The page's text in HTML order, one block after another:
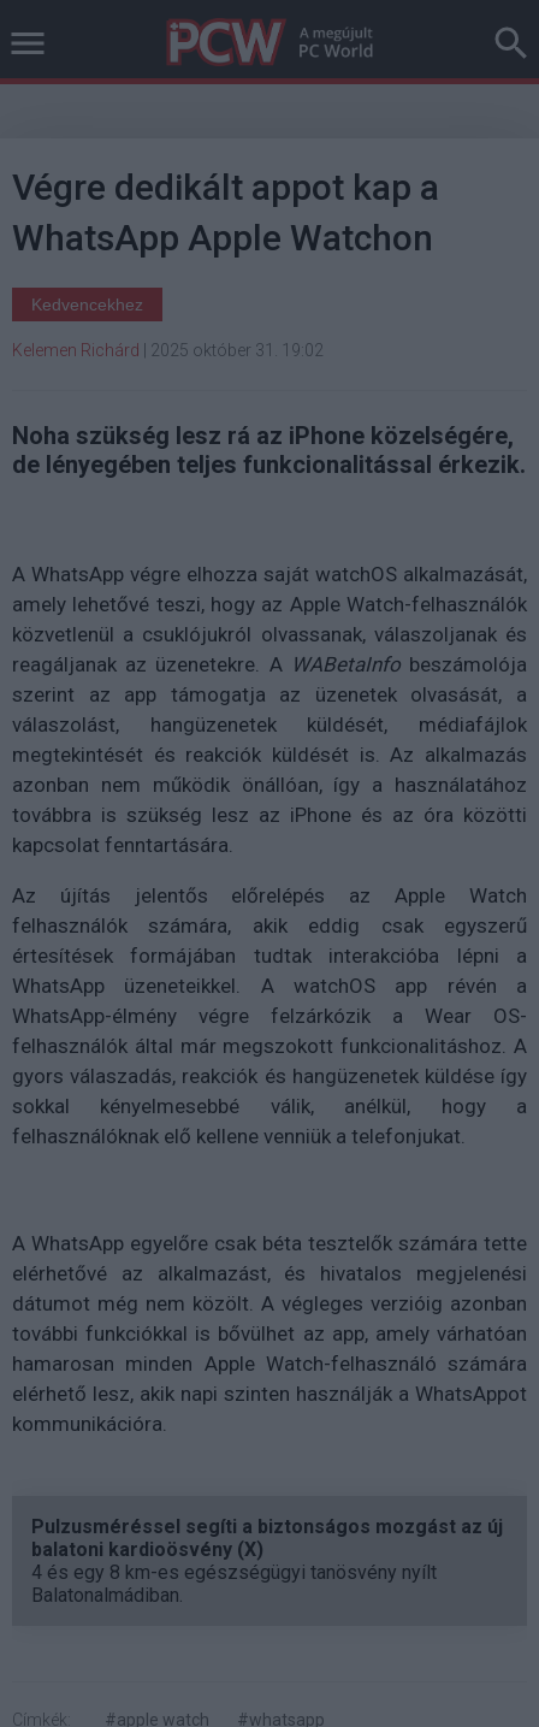
Végre dedikált appot kap a
WhatsApp Apple Watchon
Kedvencekhez
Kelemen Richárd 2025 október 31. 19:02
Noha szükség lesz rá az iPhone közelségére,
de lényegében teljes funkcionalitással érkezik.
A WhatsApp végre elhozza saját watchOS alkalmazását,
amely lehetővé teszi, hogy az Apple Watch-felhasználók
közvetlenül a csuklójukról olvassanak, válaszoljanak és
reagáljanak az üzenetekre. A WABetaInfobeszámolója
szerint az app támogatja az üzenetek olvasását, a
válaszolást, hangüzenetek küldését, médiafájlok
megtekintését és reakciók küldését is. Az alkalmazás
azonban nem működik önállóan, így a használatához
továbbra is szükség lesz az iPhone és az óra közötti
kapcsolat fenntartására.
Az újítás jelentős előrelépés az Apple Watch
felhasználók számára, akik eddig csak egyszerű
értesítések formájában tudtak interakcióba lépni a
WhatsApp üzeneteikkel. A watchOS app révén a
WhatsApp-élmény végre felzárkózik a Wear OS-
felhasználók által már megszokott funkcionalitáshoz. A
gyors válaszadás, reakciók és hangüzenetek küldése így
sokkal kényelmesebbé válik, anélkül, hogy a
felhasználóknak elő kellene venniük a telefonjukat.
A WhatsApp egyelőre csak béta tesztelők számára tette
elérhetővé az alkalmazást, és hivatalos megjelenési
dátumot még nem közölt. A végleges verzióig azonban
további funkciókkal is bővülhet az app, amely várhatóan
hamarosan minden Apple Watch-felhasználó számára
elérhető lesz, akik napi szinten használják a WhatsAppot
kommunikációra.
Pulzusméréssel segíti a biztonságos mozgást az új
balatoni kardioösvény (X)
4 és egy 8 km-es egészségügyi tanösvény nyílt
Balatonalmádiban.
Címkék: #apple watch #whatsapp